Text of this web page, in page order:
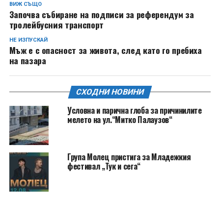
ВИЖ СЪЩО
Започва събиране на подписи за референдум за
тролейбусния транспорт
НЕ ИЗПУСКАЙ
Мъж е с опасност за живота, след като го пребиха
на пазара
СХОДНИ НОВИНИ
Условна и парична глоба за причинилите
мелето на ул.“Митко Палаузов“
Група Молец пристига за Младежкия
фестивал „Тук и сега“